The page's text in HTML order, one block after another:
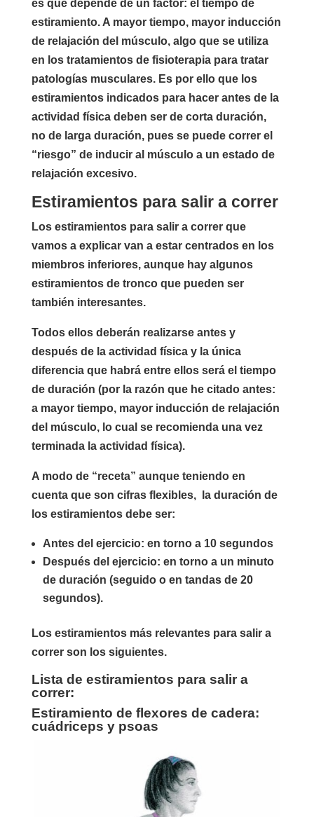
es que depende de un factor: el tiempo de
estiramiento. A mayor tiempo, mayor inducción
de relajación del músculo, algo que se utiliza
en los tratamientos de fisioterapia para tratar
patologías musculares. Es por ello que los
estiramientos indicados para hacer antes de la
actividad física deben ser de corta duración,
no de larga duración, pues se puede correr el
“riesgo” de inducir al músculo a un estado de
relajación excesivo.
Estiramientos para salir a correr
Los estiramientos para salir a correr que
vamos a explicar van a estar centrados en los
miembros inferiores, aunque hay algunos
estiramientos de tronco que pueden ser
también interesantes.
Todos ellos deberán realizarse antes y
después de la actividad física y la única
diferencia que habrá entre ellos será el tiempo
de duración (por la razón que he citado antes:
a mayor tiempo, mayor inducción de relajación
del músculo, lo cual se recomienda una vez
terminada la actividad física).
A modo de “receta” aunque teniendo en
cuenta que son cifras flexibles, la duración de
los estiramientos debe ser:
Antes del ejercicio: en torno a 10 segundos
Después del ejercicio: en torno a un minuto
de duración (seguido o en tandas de 20
segundos).
Los estiramientos más relevantes para salir a
correr son los siguientes.
Lista de estiramientos para salir a
correr:
Estiramiento de flexores de cadera:
cuádriceps y psoas